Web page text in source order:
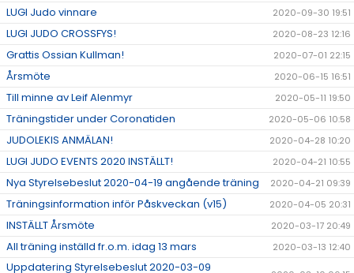
LUGI Judo vinnare 2020-09-30 19:51
LUGI JUDO CROSSFYS! 2020-08-23 12:16
Grattis Ossian Kullman! 2020-07-01 22:15
Årsmöte 2020-06-15 16:51
Till minne av Leif Alenmyr 2020-05-11 19:50
Träningstider under Coronatiden 2020-05-06 10:58
JUDOLEKIS ANMÄLAN! 2020-04-28 10:20
LUGI JUDO EVENTS 2020 INSTÄLLT! 2020-04-21 10:55
Nya Styrelsebeslut 2020-04-19 angående träning 2020-04-21 09:39
Träningsinformation inför Påskveckan (v15) 2020-04-05 20:31
INSTÄLLT Årsmöte 2020-03-17 20:49
All träning inställd fr.o.m. idag 13 mars 2020-03-13 12:40
Uppdatering Styrelsebeslut 2020-03-09